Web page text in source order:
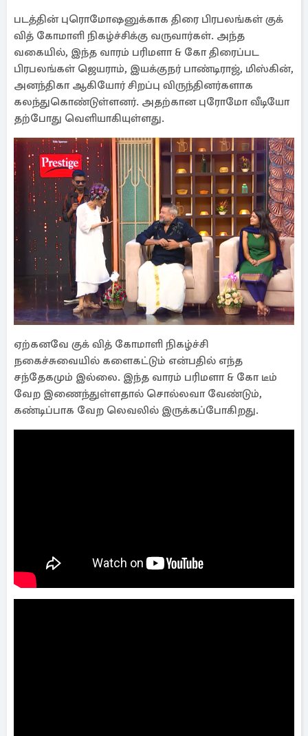
படத்தின் புரொமோஷனுக்காக திரை பிரபலங்கள் குக்
வித் கோமாளி நிகழ்ச்சிக்கு வருவார்கள். அந்த
வகையில், இந்த வாரம் பரிமளா & கோ திரைப்பட
பிரபலங்கள் ஜெயராம், இயக்குநர் பாண்டிராஜ், மிஸ்கின்,
அனந்திகா ஆகியோர் சிறப்பு விருந்தினர்களாக
கலந்துகொண்டுள்ளனர். அதற்கான புரோமோ வீடியோ
தற்போது வெளியாகியுள்ளது.
ஏற்கனவே குக் வித் கோமாளி நிகழ்ச்சி
நகைச்சுவையில் களைகட்டும் என்பதில் எந்த
சந்தேகமும் இல்லை. இந்த வாரம் பரிமளா & கோ டீம்
வேற இணைந்துள்ளதால் சொல்லவா வேண்டும்,
கண்டிப்பாக வேற லெவலில் இருக்கப்போகிறது.